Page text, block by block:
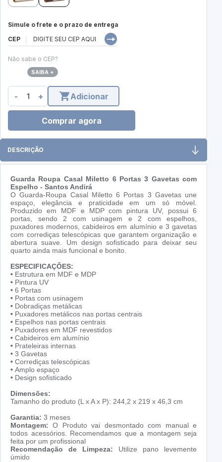
Simule o frete e o prazo de entrega
CEP
Não sabe o CEP?
SAIBA +
- + Adicionar
Comprar agora
DESCRIÇÃO
Guarda Roupa Casal Miletto 6 Portas 3 Gavetas com
Espelho - Santos Andirá
O Guarda-Roupa Casal Miletto 6 Portas 3 Gavetas une
espaço, elegância e praticidade em um só móvel.
Produzido em MDF e MDP com pintura UV, possui 6
portas, sendo 2 com usinagem e 2 com espelhos,
puxadores modernos, cabideiros em alumínio e 3 gavetas
com corrediças telescópicas que garantem organização e
abertura suave. Um design sofisticado para deixar seu
quarto ainda mais funcional e bonito.
ESPECIFICAÇÕES:
• Estrutura em MDF e MDP
• Pintura UV
• 6 Portas
• Portas com usinagem
• Dobradiças metálicas
• Puxadores metálicos nas portas centrais
• Espelhos nas portas centrais
• Puxadores em MDF revestidos
• Cabideiros em alumínio
• Prateleiras internas
• 3 Gavetas
• Corrediças telescópicas
• Amplo espaço
• Design sofisticado
Dimensões:
Tamanho do produto (L x A x P): 244,2 x 219 x 46,3 cm
Garantia: 3 meses
Montagem: O Produto vai desmontado com manual e
todos acessórios. Recomendamos que a montagem seja
feita por um profissional
Recomendação de Limpeza: Utilize pano levemente
úmido